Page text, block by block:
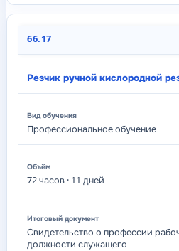
66.17
Резчик ручной кислородной
Профессиональное обучение
72часов · 11 дней
Свидетельство о профессии
должности служащего